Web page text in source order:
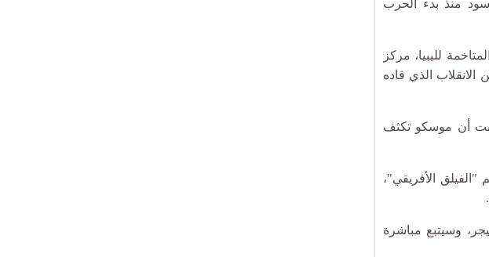
منذ بدء الحرب
المتاخمة لليبيا، مركز
الذي قاده
تثبت أن موسكو تكثف
الأفريقي"،
وسيتبع مباشرة